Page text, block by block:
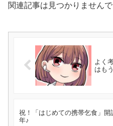
関連記事は見つかりませんで
よく
はも
祝！「はじめての携帯乞食」開
年♪